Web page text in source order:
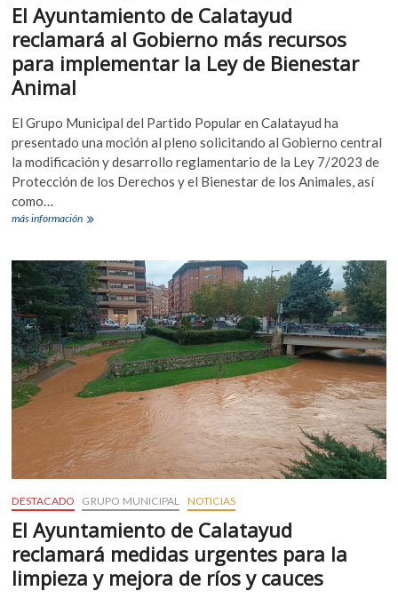
El Ayuntamiento de Calatayud
reclamará al Gobierno más recursos
para implementar la Ley de Bienestar
Animal
El Grupo Municipal del Partido Popular en Calatayud ha
presentado una moción al pleno solicitando al Gobierno central
la modificación y desarrollo reglamentario de la Ley 7/2023 de
Protección de los Derechos y el Bienestar de los Animales, así
como…
más informaciónEl
Calatayud
reclamará
al
Gobierno
más
recursos
para
implementar
la
Ley
Bienestar
Animal
DESTACADO GRUPO MUNICIPAL NOTICIAS
El Ayuntamiento de Calatayud
reclamará medidas urgentes para la
limpieza y mejora de ríos y cauces